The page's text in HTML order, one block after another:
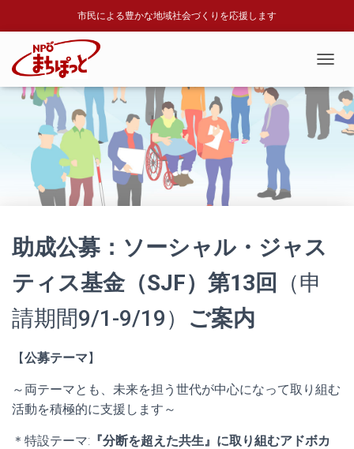
市民による豊かな地域社会づくりを応援します
O
G
G
L
助成公募：ソーシャル・ジャス
ティス基金（SJF）第13回
（申
請期間9/1-9/19） ご案内
【公募テーマ】
～両テーマとも、未来を担う世代が中心になって取り組む
活動を積極的に支援します～
＊特設テーマ: 『分断を超えた共生』に取り組むアドボカ